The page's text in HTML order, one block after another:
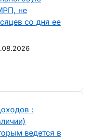
не
со дня ее
:
ведется в